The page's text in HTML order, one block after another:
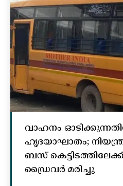
വാഹനം
ഹൃദയാഘാതം;
ബസ്
ഡ്രൈവർ മരിച്ചു